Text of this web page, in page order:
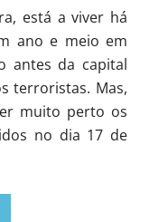
está a viver há
ano e meio em
antes da capital
terroristas. Mas,
muito perto os
no dia 17 de